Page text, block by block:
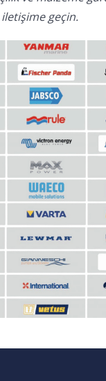
geçin.